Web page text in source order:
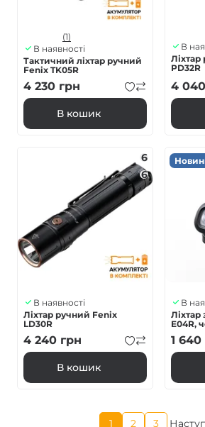
(1)
В наявності
Тактичний ліхтар ручний
Fenix TK05R
4 230 грн
В кошик
В
PD32R
4 040
6
6
В наявності
Ліхтар ручний Fenix
LD30R
4 240 грн
В кошик
В
Ліхтар
E04R,
1 640
Поточна
1 2 3